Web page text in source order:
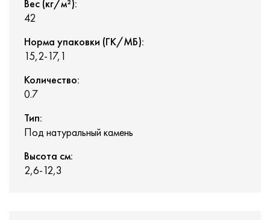
Вес (кг/м²):
42
Норма упаковки (ГК/МБ):
15,2-17,1
Количество:
0.7
Тип:
Под натуральный камень
Высота см:
2,6-12,3